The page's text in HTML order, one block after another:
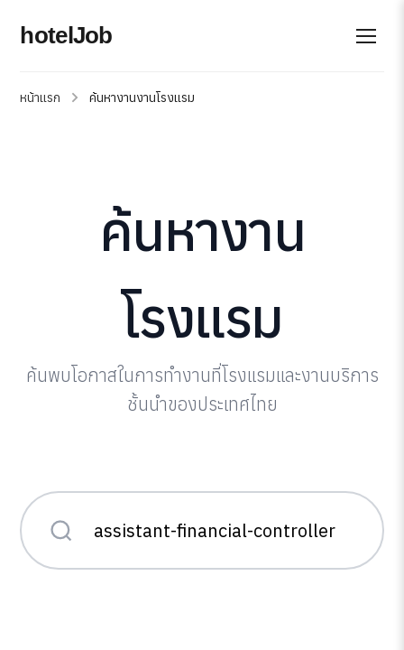
hotelJob
หน้าแรก ค้นหางานงานโรงแรม
ค้นหางาน
โรงแรม
ค้นพบโอกาสในการทำงานที่โรงแรมและงานบริการ
ชั้นนำของประเทศไทย